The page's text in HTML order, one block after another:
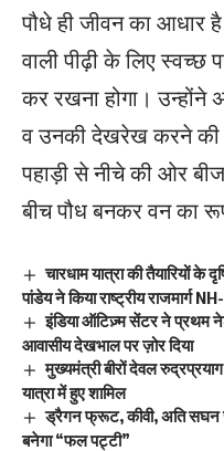
पौधे ही जीवन का आधार
वाली पीढ़ी के लिए स्वच्छ
कर रखना होगा।
व उनकी देखरेख करने की
पहाड़ी से नीचे की ओर
बीच पौध बनकर वन का
चारधाम यात्रा की तैयारियों के
पांडेय ने किया राष्ट्रीय राजमार्ग
इंडिया ऑटिज़्म सेंटर ने प्रथम
आवासीय देखभाल पर ज़ोर दिया
मुख्यमंत्री बीरों देवल
यात्रा में हुए शामिल
ड्रैगन फ्रूट, कीवी, अति सघन
बनेगा “फल पट्टी”